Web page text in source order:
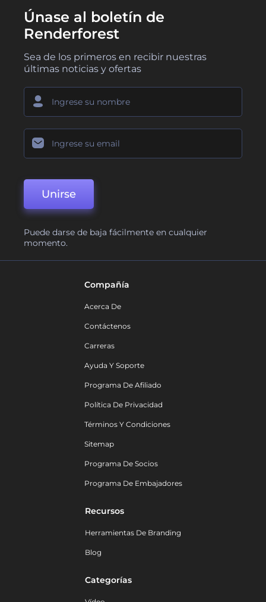
Únase al boletín de
Renderforest
Sea de los primeros en recibir nuestras
últimas noticias y ofertas
Unirse
Puede darse de baja fácilmente en cualquier
momento.
Compañía
Acerca De
Contáctenos
Carreras
Ayuda Y Soporte
Programa De Afiliado
Política De Privacidad
Términos Y Condiciones
Sitemap
Programa De Socios
Programa De Embajadores
Recursos
Herramientas De Branding
Blog
Categorías